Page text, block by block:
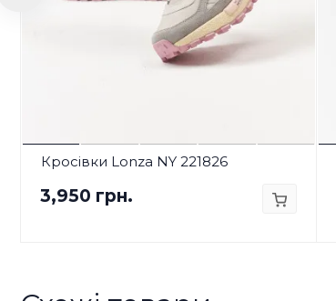
Кросівки Lonza NY 221826
3,950 грн.